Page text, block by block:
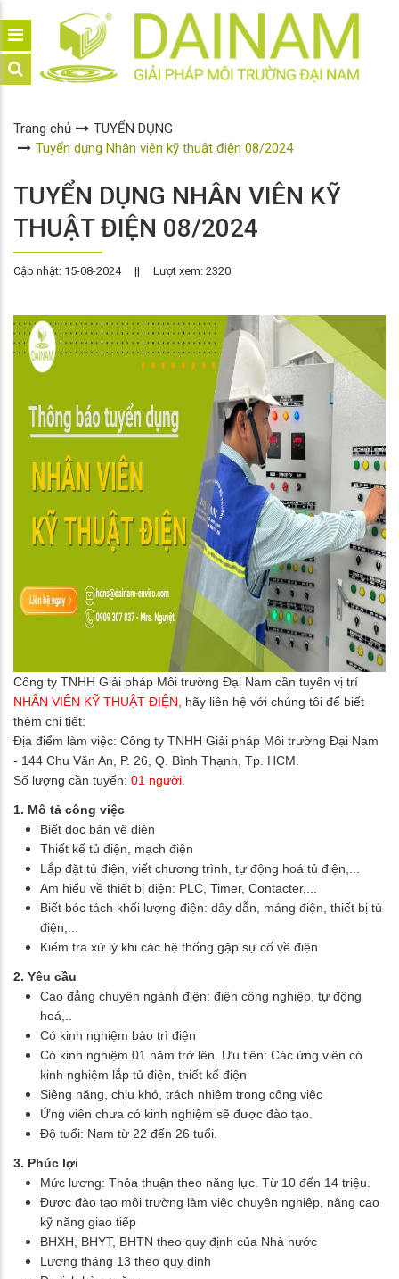
Trang chủ
TUYỂN DỤNG
Tuyển dụng Nhân viên kỹ thuật điện 08/2024
TUYỂN DỤNG NHÂN VIÊN KỸ
THUẬT ĐIỆN 08/2024
Cập nhật: 15-08-2024 || Lượt xem: 2320
Công ty TNHH Giải pháp Môi trường Đại Nam cần tuyển vị trí
NHÂN VIÊN KỸ THUẬT ĐIỆN, hãy liên hệ với chúng tôi để biết
thêm chi tiết:
Địa điểm làm việc: Công ty TNHH Giải pháp Môi trường Đại Nam
- 144 Chu Văn An, P. 26, Q. Bình Thạnh, Tp. HCM.
Số lượng cần tuyển: 01 người.
1. Mô tả công việc
Biết đọc bản vẽ điện
Thiết kế tủ điện, mạch điện
Lắp đặt tủ điện, viết chương trình, tự động hoá tủ điện,...
Am hiểu về thiết bị điện: PLC, Timer, Contacter,...
Biết bóc tách khối lượng điện: dây dẫn, máng điện, thiết bị tủ
điện,...
Kiểm tra xử lý khi các hệ thống gặp sự cố về điện
2. Yêu cầu
Cao đẳng chuyên ngành điện: điện công nghiệp, tự động
hoá,..
Có kinh nghiệm bảo trì điện
Có kinh nghiệm 01 năm trở lên. Ưu tiên: Các ứng viên có
kinh nghiệm lắp tủ điện, thiết kế điện
Siêng năng, chịu khó, trách nhiệm trong công việc
Ứng viên chưa có kinh nghiệm sẽ được đào tạo.
Độ tuổi: Nam từ 22 đến 26 tuổi.
3. Phúc lợi
Mức lương: Thỏa thuận theo năng lực. Từ 10 đến 14 triệu.
Được đào tạo môi trường làm việc chuyên nghiệp, nâng cao
kỹ năng giao tiếp
BHXH, BHYT, BHTN theo quy định của Nhà nước
Lương tháng 13 theo quy định